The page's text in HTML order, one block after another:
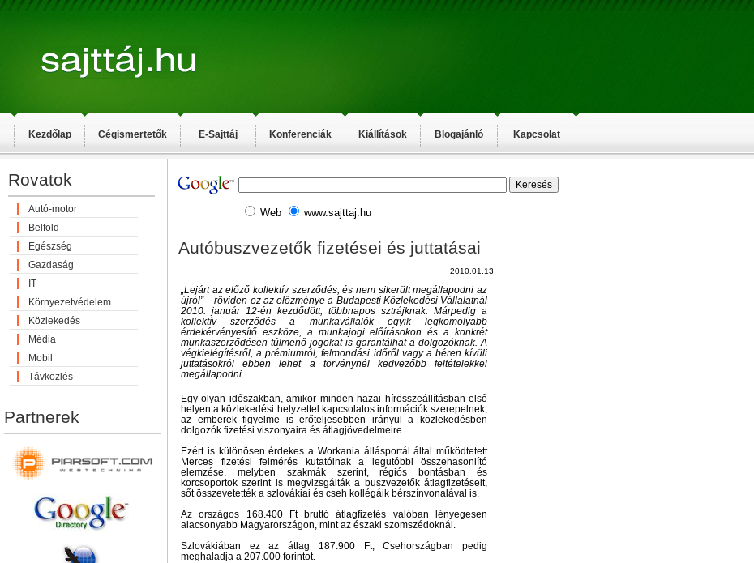
Kezdőlap Cégismertetők E-Sajttáj Konferenciák Kiállítások Blogajánló Kapcsolat
Rovatok
Autó-motor
Belföld
Egészség
Gazdaság
IT
Környezetvédelem
Közlekedés
Média
Mobil
Távközlés
Partnerek
Web www.sajttaj.hu
Autóbuszvezetők fizetései és juttatásai
2010.01.13
„Lejárt az előző kollektív szerződés, és nem sikerült megállapodni az
újról” – röviden ez az előzménye a Budapesti Közlekedési Vállalatnál
2010. január 12-én kezdődött, többnapos sztrájknak. Márpedig a
kollektív szerződés a munkavállalók egyik legkomolyabb
érdekérvényesítő eszköze, a munkajogi előírásokon és a konkrét
munkaszerződésen túlmenő jogokat is garantálhat a dolgozóknak. A
végkielégítésről, a prémiumról, felmondási időről vagy a béren kívüli
juttatásokról ebben lehet a törvénynél kedvezőbb feltételekkel
megállapodni.
Egy olyan időszakban, amikor minden hazai hírösszeállításban első
helyen a közlekedési helyzettel kapcsolatos információk szerepelnek,
az emberek figyelme is erőteljesebben irányul a közlekedésben
dolgozók fizetési viszonyaira és átlagjövedelmeire.
Ezért is különösen érdekes a Workania állásportál által működtetett
Merces fizetési felmérés kutatóinak a legutóbbi összehasonlító
elemzése, melyben szakmák szerint, régiós bontásban és
korcsoportok szerint is megvizsgálták a buszvezetők átlagfizetéseit,
sőt összevetették a szlovákiai és cseh kollégáik bérszínvonalával is.
Az országos 168.400 Ft bruttó átlagfizetés valóban lényegesen
alacsonyabb Magyarországon, mint az északi szomszédoknál.
Szlovákiában ez az átlag 187.900 Ft, Csehországban pedig
meghaladja a 207.000 forintot.